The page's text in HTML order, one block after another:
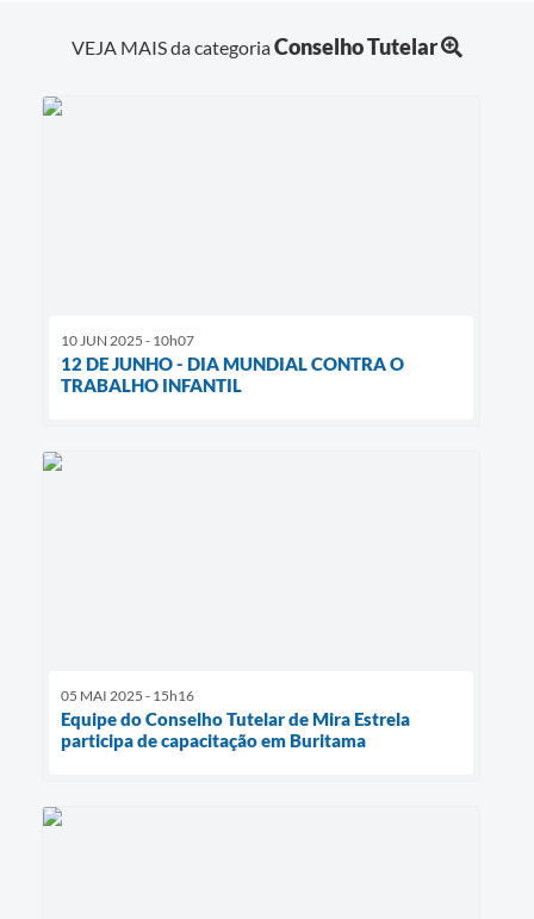
VEJA MAIS da categoriaConselho Tutelar
10 JUN 2025 - 10h07
12 DE JUNHO - DIA MUNDIAL CONTRA O
TRABALHO INFANTIL
05 MAI 2025 - 15h16
Equipe do Conselho Tutelar de Mira Estrela
participa de capacitação em Buritama